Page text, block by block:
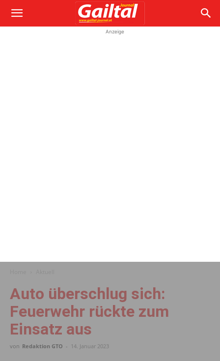
Anzeige
Auto über­schlug sich:
Feuerwehr rückte zum
Einsatz aus
von Redaktion GTO - 14. Januar 2023